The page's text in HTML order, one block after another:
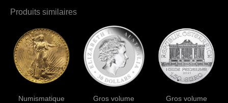
Produits similaires
Numismatique Gros volume Gros volume